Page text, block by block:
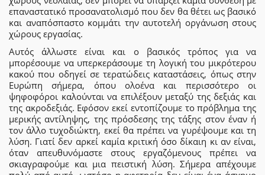
επαναστατικό προσανατολισμό που δεν θα θέτει ως βασικό
και αναπόσπαστο κομμάτι την αυτοτελή οργάνωση στους
χώρους εργασίας.
Αυτός άλλωστε είναι και ο βασικός τρόπος για να
μπορέσουμε να υπερκεράσουμε τη λογική του μικρότερου
κακού που οδηγεί σε τερατώδεις καταστάσεις, όπως στην
Ευρώπη σήμερα, όπου ολοένα και περισσότερο οι
ψηφοφόροι καλούνται να επιλέξουν μεταξύ της δεξιάς και
της ακροδεξιάς. Εφόσον εκεί εντοπίζουμε το πρόβλημα της
μερικής αντίληψης, της πρόσδεσης της τάξης στον έναν ή
τον άλλο τυχοδιώκτη, εκεί θα πρέπει να γυρέψουμε και τη
λύση. Γιατί δεν αρκεί καμία κριτική όσο δίκαιη κι αν είναι,
όταν απευθυνόμαστε στους εργαζόμενους πρέπει να
σκιαγραφούμε και μια πειστική λύση. Σήμερα απέχουμε